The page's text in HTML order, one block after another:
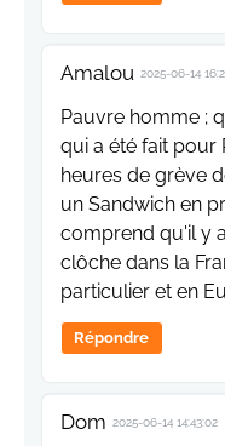
Amalou 2025-06-14
Pauvre homme ;
qui a été fait pour
heures de grève
un Sandwich en
comprend qu'il y
clôche dans la
particulier et en
Répondre
Dom 2025-06-14 14:43:02